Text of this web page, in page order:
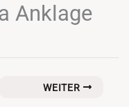
Anklage
WEITER